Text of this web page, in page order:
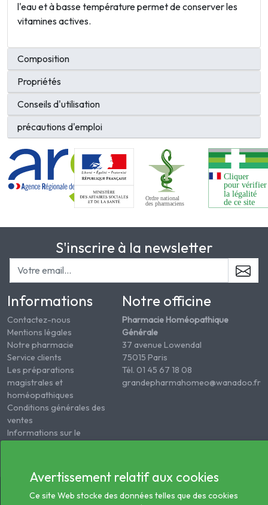
l'eau et à basse température permet de conserver les
vitamines actives.
Composition
Propriétés
Conseils d'utilisation
précautions d'emploi
S'inscrire à la newsletter
Informations
Contactez-nous
Mentions légales
Notre pharmacie
Service clients
Les préparations
magistrales et
homéopathiques
Conditions générales des
ventes
Informations sur le
Notre officine
Pharmacie Homéopathique
Générale
37 avenue Lowendal
75015 Paris
Tél. 01 45 67 18 08
grandepharmahomeo@wanadoo.fr
Générale
Avertissement relatif aux cookies
Ce site Web stocke des données telles que des cookies